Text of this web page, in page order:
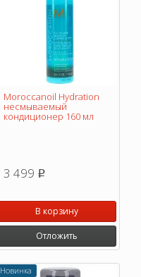
Moroccanoil Hydration
несмываемый
кондиционер 160 мл
3 499 p
В корзину
Отложить
Новинка